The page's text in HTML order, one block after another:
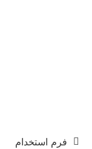
فرم استخدام